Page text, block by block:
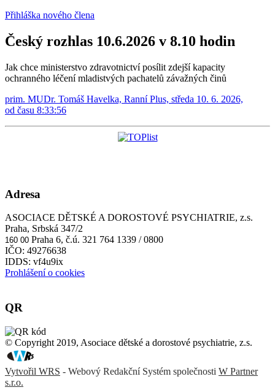
Přihláška nového člena
Český rozhlas 10.6.2026 v 8.10 hodin
Jak chce ministerstvo zdravotnictví posílit zdejší kapacity
ochranného léčení mladistvých pachatelů závažných činů
prim. MUDr. Tomáš Havelka, Ranní Plus, středa 10. 6. 2026,
od času 8:33:56
Adresa
ASOCIACE DĚTSKÉ A DOROSTOVÉ PSYCHIATRIE, z.s.
Praha, Srbská 347/2
160 00 Praha 6, č.ú. 321 764 1339 / 0800
IČO: 49276638
IDDS: vf4u9ix
Prohlášení o cookies
QR
© Copyright 2019, Asociace dětské a dorostové psychiatrie, z.s.
Vytvořil WRS - Webový Redakční Systém společnosti W Partner
s.r.o.